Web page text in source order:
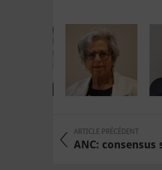
ARTICLE PRÉCÉDENT
ANC: